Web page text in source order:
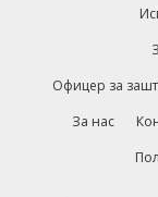
Офицер за
За нас